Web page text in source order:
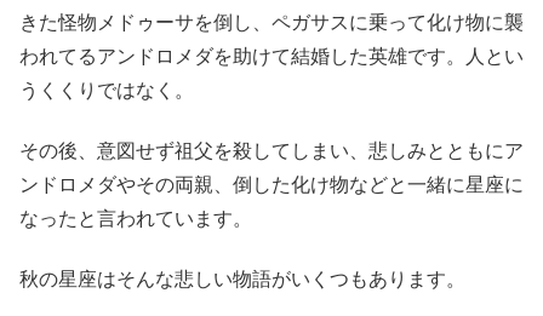
きた怪物メドゥーサを倒し、ペガサスに乗って化け物に襲
われてるアンドロメダを助けて結婚した英雄です。人とい
うくくりではなく。
その後、意図せず祖父を殺してしまい、悲しみとともにア
ンドロメダやその両親、倒した化け物などと一緒に星座に
なったと言われています。
秋の星座はそんな悲しい物語がいくつもあります。